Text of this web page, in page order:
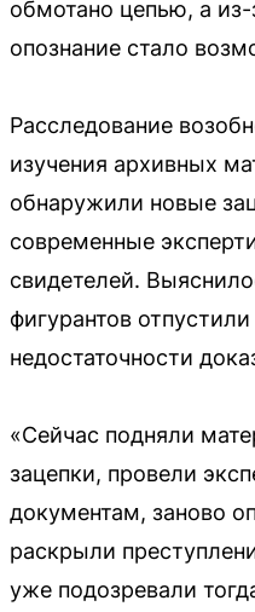
обмотано цепью, а
опознание стало
Расследование
изучения архивных
обнаружили новые
современные
свидетелей.
фигурантов
недостаточности
«Сейчас подняли
зацепки, провели
документам, заново
раскрыли
уже подозревали